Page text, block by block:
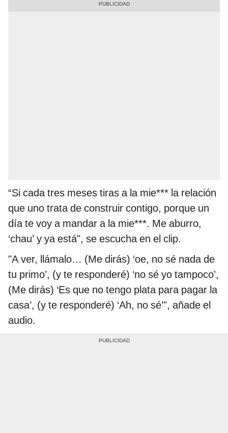
“Si cada tres meses tiras a la mie*** la relación
que uno trata de construir contigo, porque un
día te voy a mandar a la mie***. Me aburro,
‘chau’ y ya está", se escucha en el clip.
"A ver, llámalo… (Me dirás) ‘oe, no sé nada de
tu primo’, (y te responderé) ‘no sé yo tampoco’,
(Me dirás) ‘Es que no tengo plata para pagar la
casa’, (y te responderé) ‘Ah, no sé’", añade el
audio.